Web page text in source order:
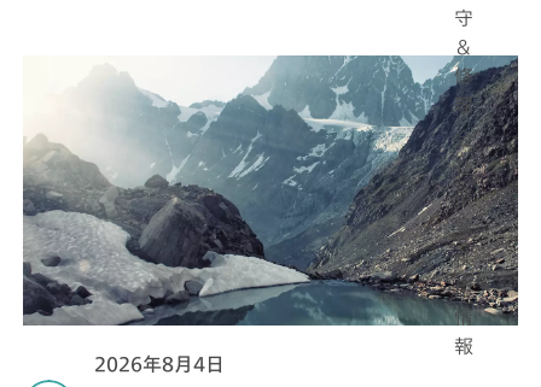
守
＆
修
理
会
社
情
報
採
用
情
報
2026年8月4日